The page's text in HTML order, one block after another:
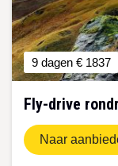
9 dagen € 1837
Fly-drive
Naar